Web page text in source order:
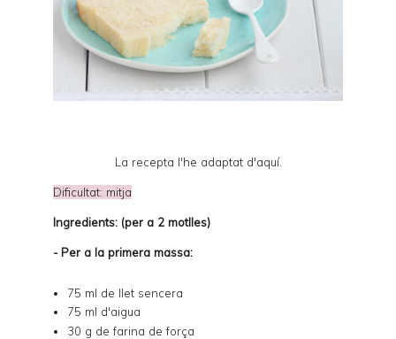
La recepta l'he adaptat d'aquí.
Dificultat: mitja
Ingredients: (per a 2 motlles)
- Per a la primera massa:
75 ml de llet sencera
75 ml d'aigua
30 g de farina de força